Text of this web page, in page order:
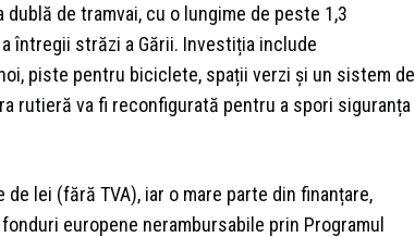
de tramvai, cu o lungime de peste 1,3
întregii străzi a Gării. Investiția include
piste pentru biciclete, spații verzi și un sistem de
rutieră va fi reconfigurată pentru a spori siguranța
lei (fără TVA), iar o mare parte din finanțare,
europene nerambursabile prin Programul